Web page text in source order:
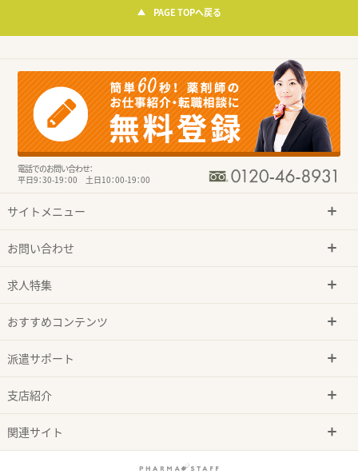
PAGE TOPへ戻る
電話でのお問い合わせ：
平日9：30-19：00 土日10：00-19：00
サイトメニュー
お問い合わせ
求人特集
おすすめコンテンツ
派遣サポート
支店紹介
関連サイト